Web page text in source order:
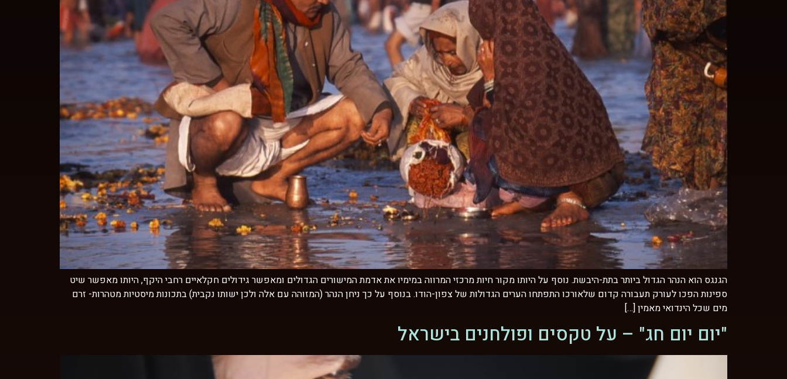
הגנגס הוא הנהר הגדול ביותר בתת-היבשת. נוסף על היותו מקור חיות מרכזי המרווה במימיו את אדמת המישורים הגדולים ומאפשר גידולים חקלאיים רחבי היקף, היותו מאפשר שיט
ספינות הפכו לעורק תעבורה קדום שלאורכו התפתחו הערים הגדולות של צפון-הודו. בנוסף על כך ניחן הנהר (המזוהה עם אלה ולכן ישותו נקבית) בתכונות מיסטיות מטהרות- זרם
מים שכל הינדואי מאמין […]
"יום יום חג" – על טקסים ופולחנים בישראל